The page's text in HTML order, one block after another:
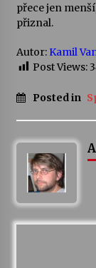
přece jen
přiznal.
Autor: Kamil
Post Views:
Posted in